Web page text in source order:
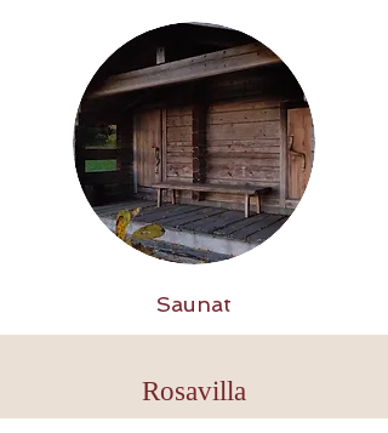
Saunat
Rosavilla